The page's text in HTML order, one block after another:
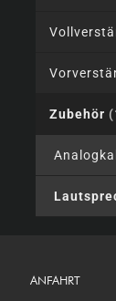
Zubehör
ANFAHRT